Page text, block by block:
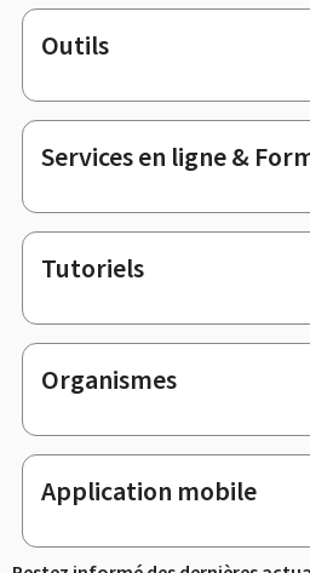
Pied
de
page
Outils
Services en ligne &
Tutoriels
Organismes
Application mobile